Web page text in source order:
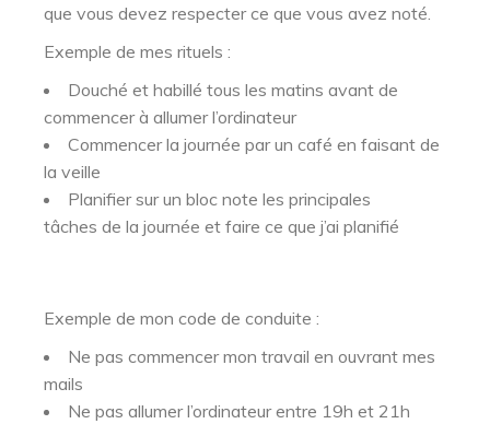
que vous devez respecter ce que vous avez noté.
Exemple de mes rituels :
Douché et habillé tous les matins avant de
commencer à allumer l’ordinateur
Commencer la journée par un café en faisant de
la veille
Planifier sur un bloc note les principales
tâches de la journée et faire ce que j’ai planifié
Exemple de mon code de conduite :
Ne pas commencer mon travail en ouvrant mes
mails
Ne pas allumer l’ordinateur entre 19h et 21h